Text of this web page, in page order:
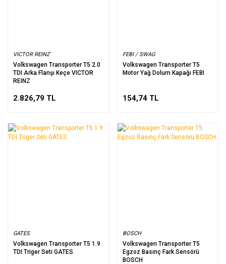
VICTOR REINZ
Volkswagen Transporter T5 2.0
TDI Arka Flanşı Keçe VICTOR
REINZ
2.826,79 TL
FEBI / SWAG
Volkswagen Transporter T5
Motor Yağ Dolum Kapağı FEBI
154,74 TL
GATES
Volkswagen Transporter T5 1.9
TDI Triger Seti GATES
BOSCH
Volkswagen Transporter T5
Egzoz Basınç Fark Sensörü
BOSCH